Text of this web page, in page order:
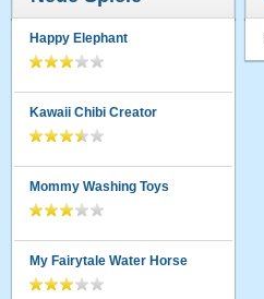
Happy Elephant
Kawaii Chibi Creator
Mommy Washing Toys
My Fairytale Water Horse